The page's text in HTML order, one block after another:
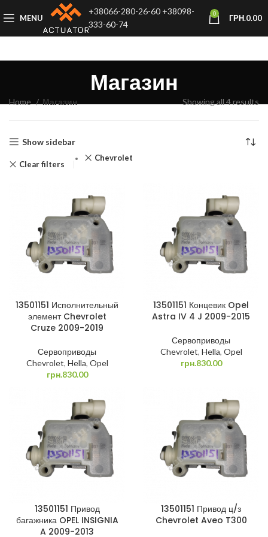
MENU
+38066-280-26-60 +38098-
333-60-74
0 ГРН.0.00
Магазин
Home Магазин Showing all 4 results
Show sidebar
Clear filters
Chevrolet
13501151 Исполнительный
элемент Chevrolet
Cruze 2009-2019
Сервоприводы
Chevrolet, Hella, Opel
грн.830.00
13501151 Концевик Opel
Astra IV 4 J 2009-2015
Сервоприводы
Chevrolet, Hella, Opel
грн.830.00
13501151 Привод
багажника OPEL INSIGNIA
A 2009-2013
13501151 Привод ц/з
Chevrolet Aveo T300